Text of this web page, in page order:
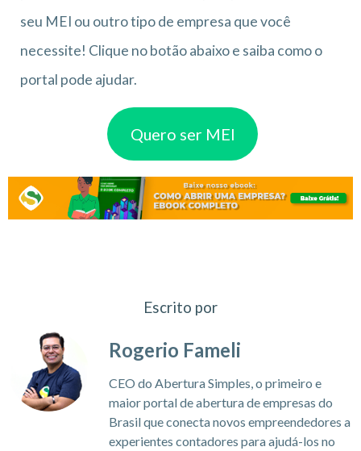
seu MEI ou outro tipo de empresa que você
necessite! Clique no botão abaixo e saiba como o
portal pode ajudar.
Quero ser MEI
Escrito por
Rogerio Fameli
CEO do Abertura Simples, o primeiro e
maior portal de abertura de empresas do
Brasil que conecta novos empreendedores a
experientes contadores para ajudá-los no